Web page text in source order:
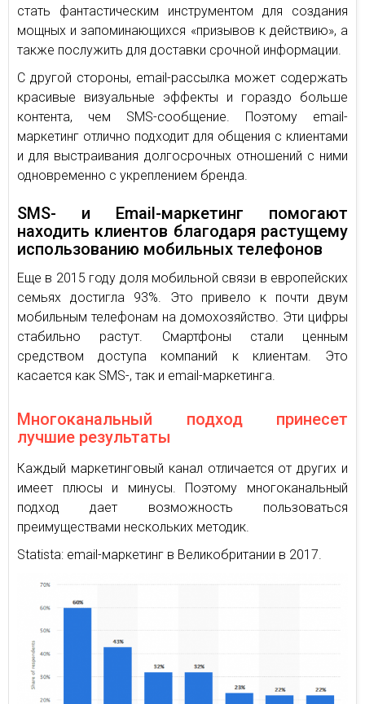
стать фантастическим инструментом для создания
мощных и запоминающихся «призывов к действию», а
также послужить для доставки срочной информации.
С другой стороны, email-рассылка может содержать
красивые визуальные эффекты и гораздо больше
контента, чем SMS-сообщение. Поэтому email-
маркетинг отлично подходит для общения с клиентами
и для выстраивания долгосрочных отношений с ними
одновременно с укреплением бренда.
SMS- и Email-маркетинг помогают
находить клиентов благодаря растущему
использованию мобильных телефонов
Еще в 2015 году доля мобильной связи в европейских
семьях достигла 93%. Это привело к почти двум
мобильным телефонам на домохозяйство. Эти цифры
стабильно растут. Смартфоны стали ценным
средством доступа компаний к клиентам. Это
касается как SMS-, так и email-маркетинга.
Многоканальный подход принесет
лучшие результаты
Каждый маркетинговый канал отличается от других и
имеет плюсы и минусы. Поэтому многоканальный
подход дает возможность пользоваться
преимуществами нескольких методик.
Statista: email-маркетинг в Великобритании в 2017.